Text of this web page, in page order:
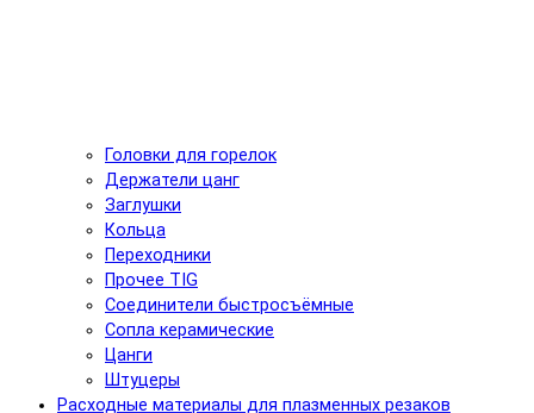
Головки для горелок
Держатели цанг
Заглушки
Кольца
Переходники
Прочее TIG
Соединители быстросъёмные
Сопла керамические
Цанги
Штуцеры
Расходные материалы для плазменных резаков